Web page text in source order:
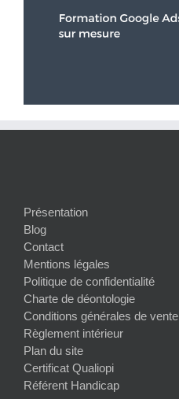
Présentation
Blog
Contact
Mentions légales
Politique de confidentialité
Charte de déontologie
Conditions générales de vente
Règlement intérieur
Plan du site
Certificat Qualiopi
Référent Handicap